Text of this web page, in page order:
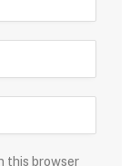
this browser